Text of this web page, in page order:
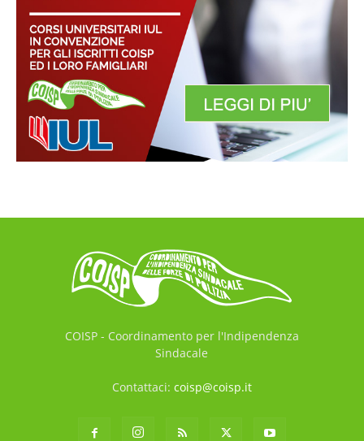
COISP - Coordinamento per l'Indipendenza
Sindacale
Contattaci: coisp@coisp.it